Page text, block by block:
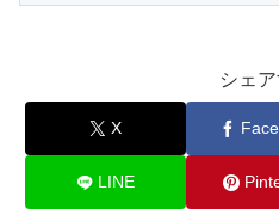
シェ
X
LINE